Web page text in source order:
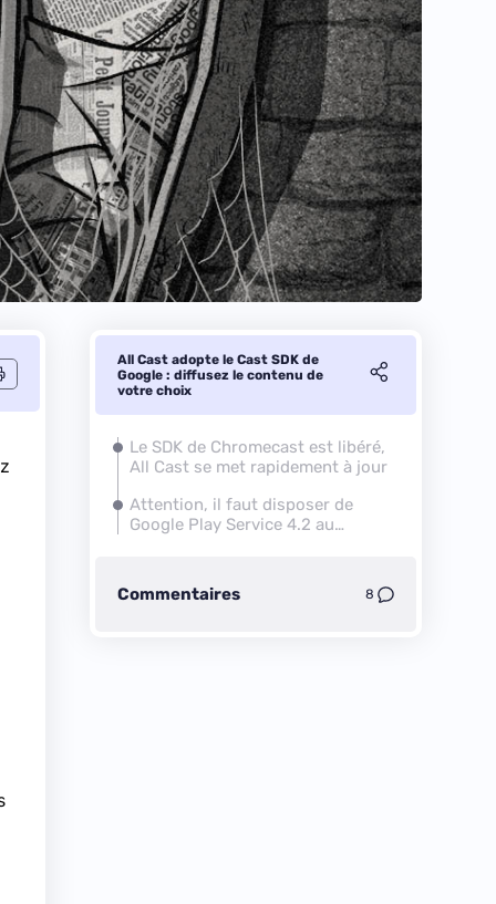
All Cast adopte le Cast SDK de
Google : diffusez le contenu de
votre choix
Le SDK de Chromecast est libéré,
All Cast se met rapidement à jour
Attention, il faut disposer de
Google Play Service 4.2 au
Commentaires 8